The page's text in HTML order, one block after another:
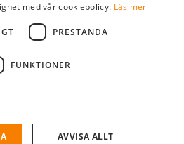
till ditt företag.
med vår cookiepolicy. Läs mer
PRESTANDA
FUNKTIONER
AVVISA ALLT